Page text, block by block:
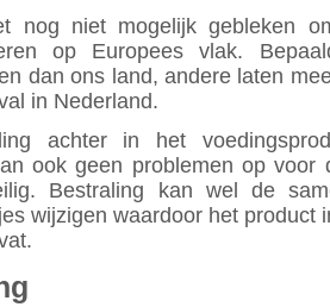
nog niet mogelijk gebleken
op Europees vlak.
dan ons land, andere laten
in Nederland.
achter in het
ook geen problemen op voor
Bestraling kan wel de
wijzigen waardoor het product